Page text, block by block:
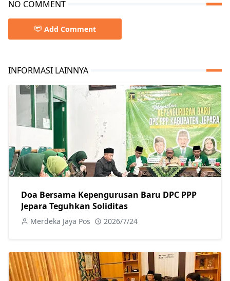
NO COMMENT
Add Comment
INFORMASI LAINNYA
Doa Bersama Kepengurusan Baru DPC PPP
Jepara Teguhkan Soliditas
Merdeka Jaya Pos 2026/7/24